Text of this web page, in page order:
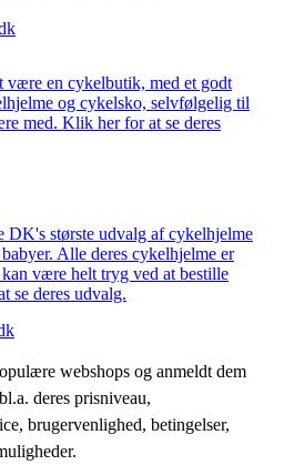
være en cykelbutik, med et godt
og cykelsko, selvfølgelig til
med. Klik her for at se deres
DK's største udvalg af cykelhjelme
Alle deres cykelhjelme er
være helt tryg ved at bestille
se deres udvalg.
webshops og anmeldt dem
deres prisniveau,
brugervenlighed, betingelser,